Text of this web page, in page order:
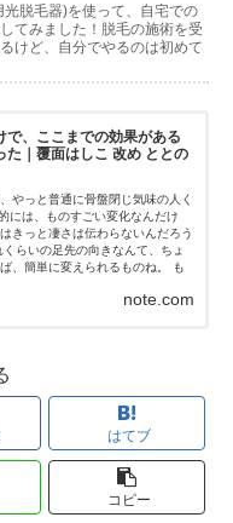
光脱毛器)を使って、自宅での
てみました！脱毛の施術を受
けど、自分でやるのは初めて
で、ここまでの効果がある
た｜覆面はしこ 改め ととの
やっと普通に骨盤閉じ気味の人く
には、ものすごい変化なんだけ
きっと凄さは伝わらないんだろう
らいの足先の向きなんて、ちょ
、簡単に変えられるものね。 も
note.com
はてブ
コピー